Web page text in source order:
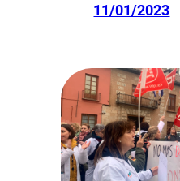
11/01/2023